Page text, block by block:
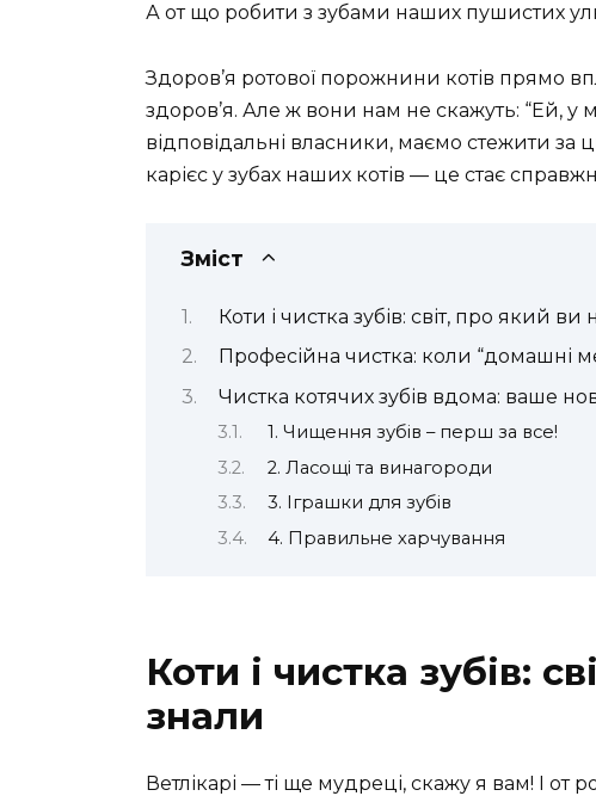
А от що робити з зубами наших пушистих
Здоров’я ротової порожнини котів прямо
здоров’я. Але ж вони нам не скажуть: “Ей, у
відповідальні власники, маємо стежити
карієс у зубах наших котів — це стає
Зміст
Коти і чистка зубів: світ, про який ви
Професійна чистка: коли “домашні
Чистка котячих зубів вдома: ваше
1. Чищення зубів – перш за все!
2. Ласощі та винагороди
3. Іграшки для зубів
4. Правильне харчування
Коти і чистка зубів:
знали
Ветлікарі — ті ще мудреці, скажу я вам! І от